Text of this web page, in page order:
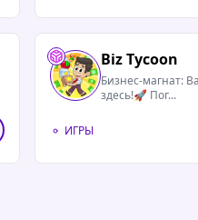
Biz Tycoon
Бизнес-магнат:
здесь!🚀 Пог...
ИГРЫ